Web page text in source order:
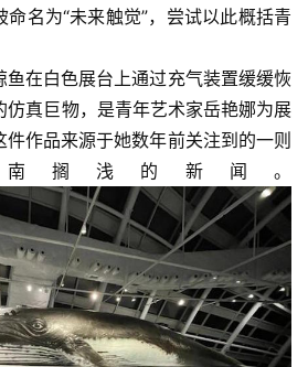
名为“未来触觉”，尝试以此概括青
鱼在白色展台上通过充气装置缓缓恢
仿真巨物，是青年艺术家岳艳娜为展
作品来源于她数年前关注到的一则
搁浅的新闻。